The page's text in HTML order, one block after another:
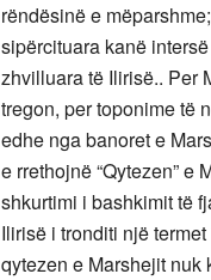
rëndësinë e
sipërcituara kanë
zhvilluara të Ilirisë.. Per
tregon, per toponime të
edhe nga banoret e
e rrethojnë “Qytezen” e
shkurtimi i bashkimit të
Ilirisë i tronditi një
qytezen e Marshejit nuk